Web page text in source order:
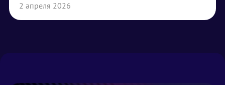
2 апреля 2026